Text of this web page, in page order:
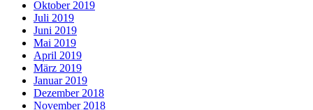
Oktober 2019
Juli 2019
Juni 2019
Mai 2019
April 2019
März 2019
Januar 2019
Dezember 2018
November 2018